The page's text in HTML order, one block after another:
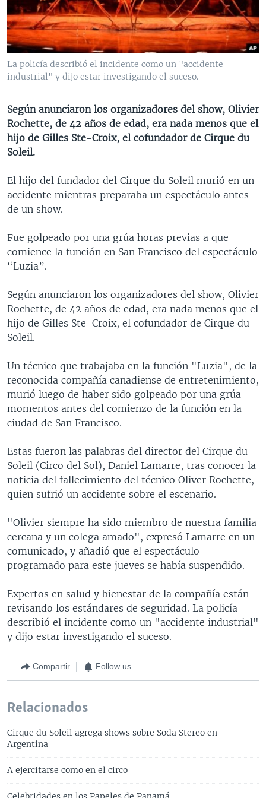
VENEZUELA
BRASIL
NICARAGUA
ECONOMÍA
ENTRETENIMIENTO Y CULTURA
TECNOLOGÍA
DEPORTES
MULTIMEDIA
VIDEOS
FOTOGRAFÍA
AUDIOS
PROGRAMAS TV
EL MUNDO AL DÍA
FORO INTERAMERICANO
LAS CLAVES
PANORAMA
RADIO
AVANCE INFORMATIVO
BUENOS DÍAS AMÉRICA
ESTADOS UNIDOS AL DÍA
FORO [RADIO]
DEPORTIVO INTERNACIONAL
ENTRETENIMIENTO
DIRECT
Learning English
Idiomas
La policía describió el incidente como un "accidente
industrial" y dijo estar investigando el suceso.
Según anunciaron los organizadores del show, Olivier
Rochette, de 42 años de edad, era nada menos que el
hijo de Gilles Ste-Croix, el cofundador de Cirque du
Soleil.
El hijo del fundador del Cirque du Soleil murió en un
accidente mientras preparaba un espectáculo antes
de un show.
Fue golpeado por una grúa horas previas a que
comience la función en San Francisco del espectáculo
“Luzia”.
Según anunciaron los organizadores del show, Olivier
Rochette, de 42 años de edad, era nada menos que el
hijo de Gilles Ste-Croix, el cofundador de Cirque du
Soleil.
Un técnico que trabajaba en la función "Luzia", de la
reconocida compañía canadiense de entretenimiento,
murió luego de haber sido golpeado por una grúa
momentos antes del comienzo de la función en la
ciudad de San Francisco.
Estas fueron las palabras del director del Cirque du
Soleil (Circo del Sol), Daniel Lamarre, tras conocer la
noticia del fallecimiento del técnico Oliver Rochette,
quien sufrió un accidente sobre el escenario.
"Olivier siempre ha sido miembro de nuestra familia
cercana y un colega amado", expresó Lamarre en un
comunicado, y añadió que el espectáculo
programado para este jueves se había suspendido.
Expertos en salud y bienestar de la compañía están
revisando los estándares de seguridad. La policía
describió el incidente como un "accidente industrial"
y dijo estar investigando el suceso.
Compartir Follow us
Relacionados
Cirque du Soleil agrega shows sobre Soda Stereo en
Argentina
A ejercitarse como en el circo